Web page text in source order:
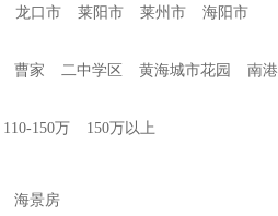
龙口市 莱阳市 莱州市
海阳市
曹家 二中学区 黄海城市花园
南港
110-150万 150万以上
海景房